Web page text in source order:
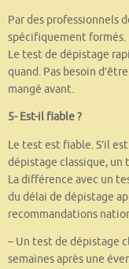
Par des professionnels
spécifiquement formés.
Le test de dépistage
quand. Pas besoin
mangé avant.
5- Est-il fiable ?
Le test est fiable. S’il
dépistage classique, un
La différence avec un
du délai de dépistage
recommandations
– Un test de dépistage
semaines après une